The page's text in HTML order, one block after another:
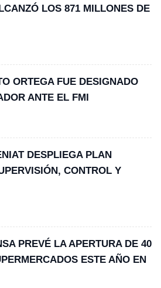
LOS 871 MILLONES DE
ORTEGA FUE DESIGNADO
ANTE EL FMI
DESPLIEGA PLAN
CONTROL Y
PREVÉ LA APERTURA DE 40
ESTE AÑO EN